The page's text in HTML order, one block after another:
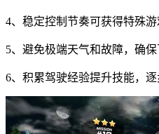
4、稳定控制节奏可获得特殊游
5、避免极端天气和故障，确保
6、积累驾驶经验提升技能，逐